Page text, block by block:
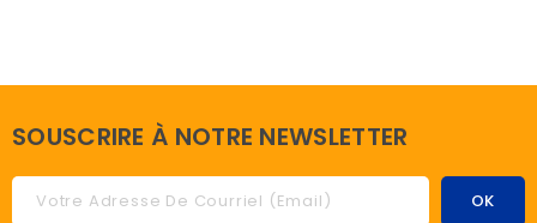
SOUSCRIRE À NOTRE NEWSLETTER